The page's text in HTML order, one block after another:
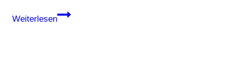
Weiterlesen
Island